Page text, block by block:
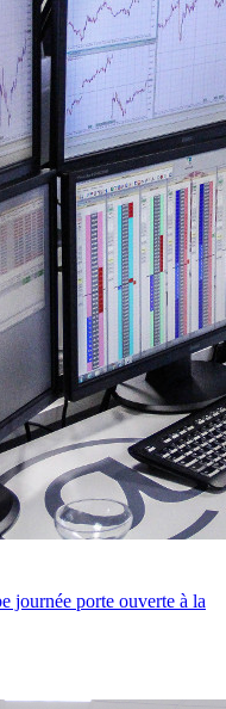
journée porte ouverte à la